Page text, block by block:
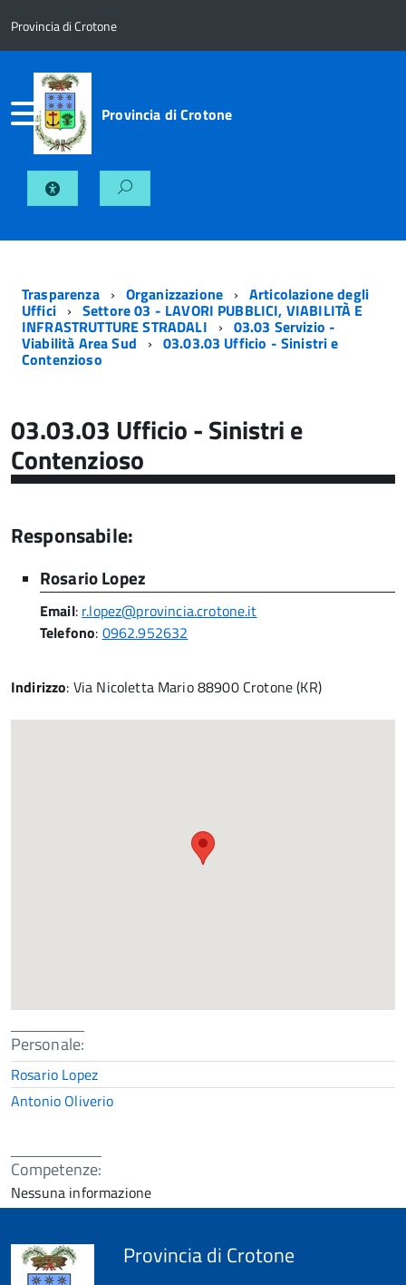
Provincia di Crotone
Provincia di Crotone
Trasparenza Organizzazione Articolazione degli
Uffici Settore 03 - LAVORI PUBBLICI, VIABILITÀ E
INFRASTRUTTURE STRADALI 03.03 Servizio -
Viabilità Area Sud 03.03.03 Ufficio - Sinistri e
Contenzioso
03.03.03 Ufficio - Sinistri e
Contenzioso
Responsabile:
Rosario Lopez
Email: r.lopez@provincia.crotone.it
Telefono: 0962.952632
Indirizzo: Via Nicoletta Mario 88900 Crotone (KR)
Personale:
Rosario Lopez
Antonio Oliverio
Competenze:
Nessuna informazione
Provincia di Crotone